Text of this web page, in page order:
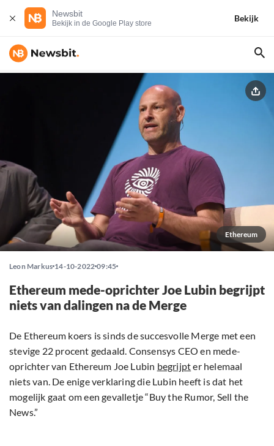
Newsbit
Bekijk in de Google Play store
Bekijk
Ethereum
Leon Markus 14-10-2022 09:45
Ethereum mede-oprichter Joe Lubin begrijpt
niets van dalingen na de Merge
De Ethereum koers is sinds de succesvolle Merge met een
stevige 22 procent gedaald. Consensys CEO en mede-
oprichter van Ethereum Joe Lubin begrijpter helemaal
niets van. De enige verklaring die Lubin heeft is dat het
mogelijk gaat om een gevalletje “Buy the Rumor, Sell the
News.”